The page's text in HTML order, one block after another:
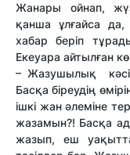
Жанары ойнап,
қанша ұлғайса
хабар беріп
Екеуара айтылған
– Жазушылық
Басқа біреудің
ішкі жан әлеміне
жазамын?! Басқа
жазып, еш